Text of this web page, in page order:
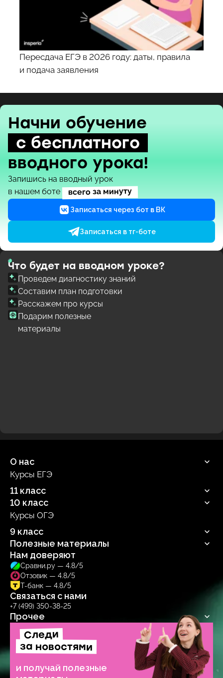
Пересдача ЕГЭ в 2026 году: даты, правила
и подача заявления
Начни обучение
с бесплатного
вводного урока!
Запишись на вводный урок
в нашем боте
всего за минуту
Записаться через бот в ВК
Записаться в тг-боте
Что будет на вводном уроке?
Проведем диагностику знаний
Составим план подготовки
Расскажем про курсы
Подарим полезные
материалы
О нас
Продюсерский центр
Курсы ЕГЭ
11 класс
Русский язык
Профильная математика
Обществознание
Биология
10 класс
Русский язык
Информатика
Обществознание
Биология
Курсы ОГЭ
9 класс
Русский язык
Полезные материалы
Блог
Учебник
Тренажер
Нам доверяют
Сравни.ру — 4.8/5
Отзовик — 4.8/5
Т-банк — 4.8/5
Связаться с нами
+7 (499) 350-38-25
Прочее
Договор-оферта
Политика обработки персональных данных
Образовательная лицензия № Л035‑1271‑78/1277314
Следи
за новостями
и получай полезные